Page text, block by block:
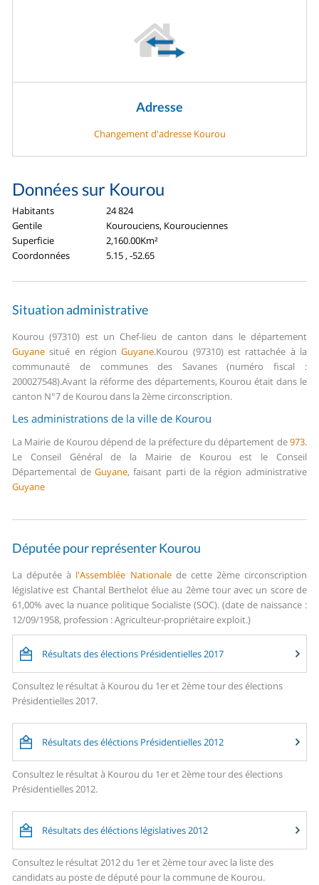
Adresse
Changement d'adresse Kourou
Données sur Kourou
Habitants
24 824
Gentile
Kourouciens, Kourouciennes
Superficie
2,160.00Km²
Coordonnées
5.15 , -52.65
Situation administrative
Kourou (97310) est un Chef-lieu de canton dans le département
Guyane situé en régionGuyane.Kourou (97310) est rattachée à la
communauté de communes des Savanes (numéro fiscal :
200027548).Avant la réforme des départements, Kourou était dans le
canton N°7 de Kourou dans la 2ème circonscription.
Les administrations de la ville de Kourou
La Mairie de Kourou dépend de la préfecture du département de973.
Le Conseil Général de la Mairie de Kourou est le Conseil
Départemental de Guyane, faisant parti de la région administrative
Guyane
Députée pour représenter Kourou
La députée à l'Assemblée Nationalede cette 2ème circonscription
législative est Chantal Berthelot élue au 2ème tour avec un score de
61,00% avec la nuance politique Socialiste (SOC). (date de naissance :
12/09/1958, profession : Agriculteur-propriétaire exploit.)
Résultats des élections Présidentielles 2017
Consultez le résultat à Kourou du 1er et 2ème tour des élections
Présidentielles 2017.
Résultats des éléctions Présidentielles 2012
Consultez le résultat à Kourou du 1er et 2ème tour des élections
Présidentielles 2012.
Résultats des éléctions législatives 2012
Consultez le résultat 2012 du 1er et 2ème tour avec la liste des
candidats au poste de député pour la commune de Kourou.